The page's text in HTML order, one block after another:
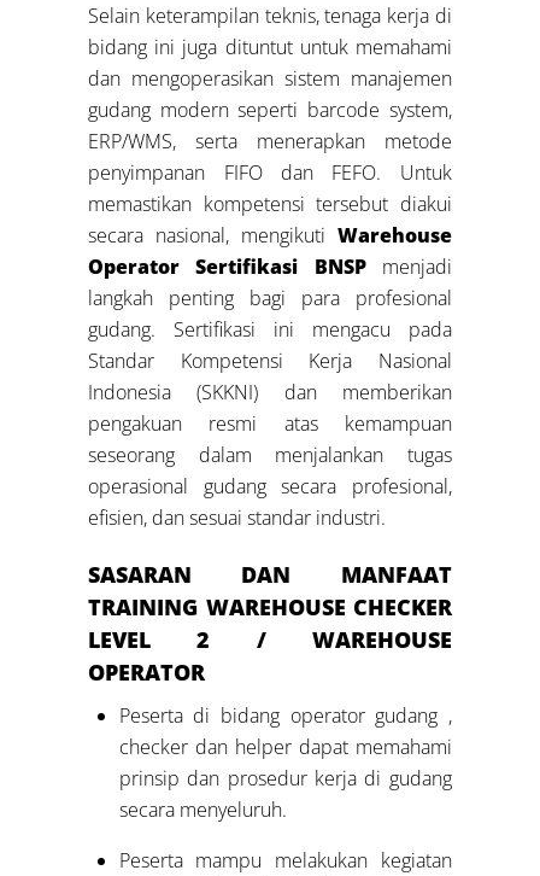
Selain keterampilan teknis, tenaga kerja di
bidang ini juga dituntut untuk memahami
dan mengoperasikan sistem manajemen
gudang modern seperti barcode system,
ERP/WMS, serta menerapkan metode
penyimpanan FIFO dan FEFO. Untuk
memastikan kompetensi tersebut diakui
secara nasional, mengikuti Warehouse
Operator Sertifikasi BNSPmenjadi
langkah penting bagi para profesional
gudang. Sertifikasi ini mengacu pada
Standar Kompetensi Kerja Nasional
Indonesia (SKKNI) dan memberikan
pengakuan resmi atas kemampuan
seseorang dalam menjalankan tugas
operasional gudang secara profesional,
efisien, dan sesuai standar industri.
SASARAN DAN MANFAAT
TRAINING WAREHOUSE CHECKER
LEVEL 2 / WAREHOUSE
OPERATOR
Peserta di bidang operator gudang ,
checker dan helper dapat memahami
prinsip dan prosedur kerja di gudang
secara menyeluruh.
Peserta mampu melakukan kegiatan